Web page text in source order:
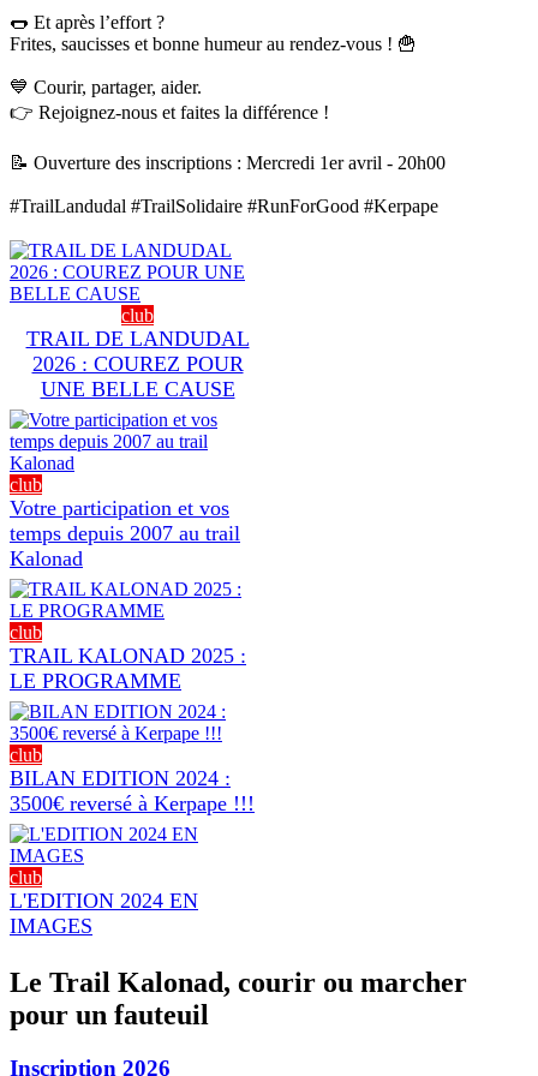
🌭 Et après l’effort ?
Frites, saucisses et bonne humeur au rendez-vous ! 🍟
💙 Courir, partager, aider.
👉 Rejoignez-nous et faites la différence !
📝 Ouverture des inscriptions : Mercredi 1er avril - 20h00
#TrailLandudal #TrailSolidaire #RunForGood #Kerpape
club
TRAIL DE LANDUDAL
2026 : COUREZ POUR
UNE BELLE CAUSE
club
Votre participation et vos
temps depuis 2007 au trail
Kalonad
club
TRAIL KALONAD 2025 :
LE PROGRAMME
club
BILAN EDITION 2024 :
3500€ reversé à Kerpape !!!
club
L'EDITION 2024 EN
IMAGES
Le Trail Kalonad, courir ou marcher
pour un fauteuil
Inscription 2026